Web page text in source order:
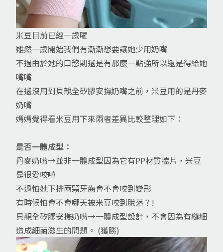
米豆目前已經一歲囉
雖然一歲開始我們有漸漸想要讓她少用奶嘴
不過由於她的口慾期還是有那麼一點強所以還是得給她
嘴嘴
在還沒用到貝親全矽膠安撫奶嘴之前，米豆用的是丹麥
奶嘴
媽媽覺得看米豆用下來兩者差異比較整理如下：
是否一體成型：
丹麥奶嘴→並非一體成型因為它有PP材質擋片，米豆
是很愛咬啦
不過怕她下排兩顆牙齒會不會咬到變形
有時候怕會不會哪天被米豆咬到脫落？!
貝親全矽膠安撫奶嘴→一體成型設計，不會因為有縫細
造成細菌滋生的問題。 (獲勝)